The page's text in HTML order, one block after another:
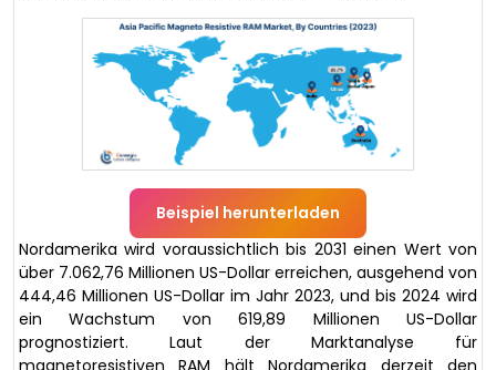
Beispiel herunterladen
Nordamerika wird voraussichtlich bis 2031 einen Wert von
über 7.062,76 Millionen US-Dollar erreichen, ausgehend von
444,46 Millionen US-Dollar im Jahr 2023, und bis 2024 wird
ein Wachstum von 619,89 Millionen US-Dollar
prognostiziert. Laut der Marktanalyse für